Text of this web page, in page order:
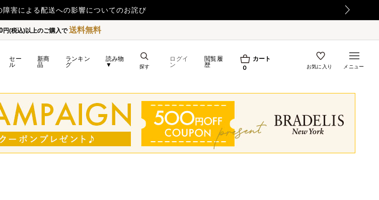
震の影響によるお荷物のお届け遅延について
円(税込)以上のご購入で送料無料
セー
ル
新商
品
ランキン
グ
読み物
▼
ログイ
ン
閲覧履
歴
カート
0
探す お気に入り メニュー